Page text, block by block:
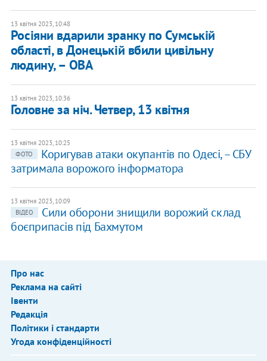
13 квітня 2023, 10:48
Росіяни вдарили зранку по Сумській
області, в Донецькій вбили цивільну
людину, – ОВА
13 квітня 2023, 10:36
Головне за ніч. Четвер, 13 квітня
13 квітня 2023, 10:25
ФОТО
Коригував атаки окупантів по Одесі, – СБУ
затримала ворожого інформатора
13 квітня 2023, 10:09
ВІДЕО
Сили оборони знищили ворожий склад
боєприпасів під Бахмутом
Про нас
Реклама на сайті
Івенти
Редакція
Політики і стандарти
Угода конфіденційності